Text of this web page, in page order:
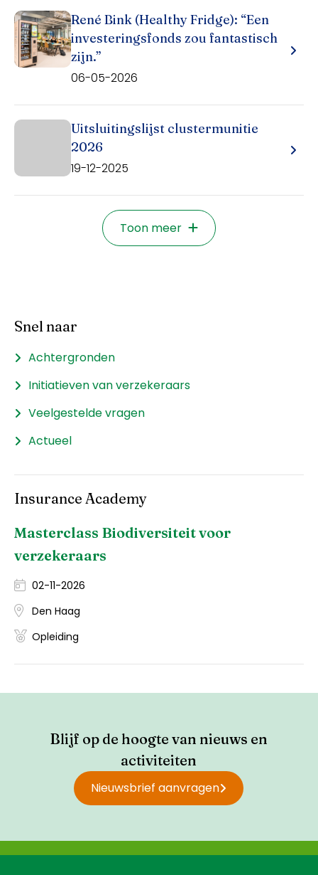
René Bink (Healthy Fridge): “Een
investeringsfonds zou fantastisch
zijn.”
06-05-2026
Uitsluitingslijst clustermunitie
2026
19-12-2025
Toon meer
Snel naar
Achtergronden
Initiatieven van verzekeraars
Veelgestelde vragen
Actueel
Insurance Academy
Masterclass Biodiversiteit voor
verzekeraars
02-11-2026
Den Haag
Opleiding
Blijf op de hoogte van nieuws en
activiteiten
Nieuwsbrief aanvragen